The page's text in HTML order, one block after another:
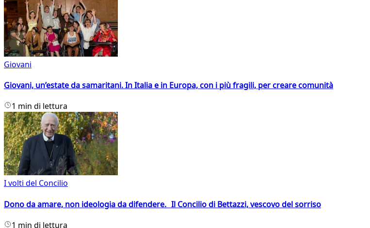
Giovani
Giovani, un’estate da samaritani. In Italia e in Europa, con i più fragili, per creare comunità
1 min di lettura
I volti del Concilio
Dono da amare, non ideologia da difendere. Il Concilio di Bettazzi, vescovo del sorriso
1 min di lettura